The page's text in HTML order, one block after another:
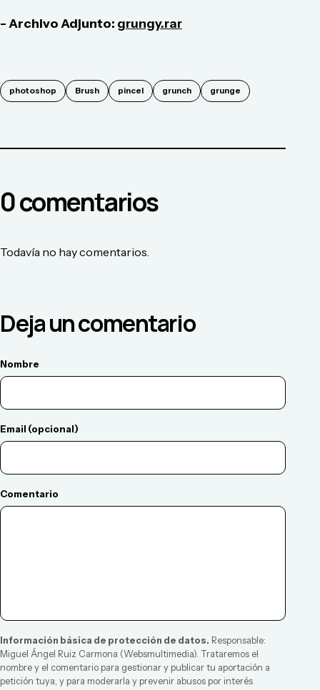
- Archivo Adjunto: grungy.rar
photoshop Brush pincel grunch grunge
0comentarios
Todavía no hay comentarios.
Deja un comentario
Nombre
Email (opcional)
Comentario
Información básica de protección de datos. Responsable:
Miguel Ángel Ruiz Carmona (Websmultimedia). Trataremos el
nombre y el comentario para gestionar y publicar tu aportación a
petición tuya, y para moderarla y prevenir abusos por interés